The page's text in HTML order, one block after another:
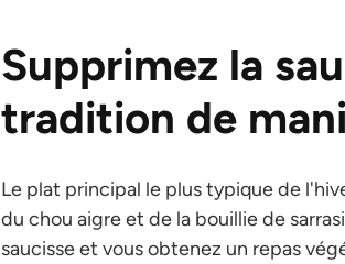
Supprimez la
tradition de
Le plat principal le plus typique de
du chou aigre et de la bouillie de
saucisse et vous obtenez un repas